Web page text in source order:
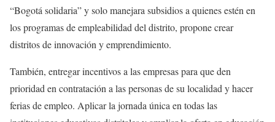
“Bogotá solidaria” y solo manejara subsidios a quienes estén en
los programas de empleabilidad del distrito, propone crear
distritos de innovación y emprendimiento.
También, entregar incentivos a las empresas para que den
prioridad en contratación a las personas de su localidad y hacer
ferias de empleo. Aplicar la jornada única en todas las